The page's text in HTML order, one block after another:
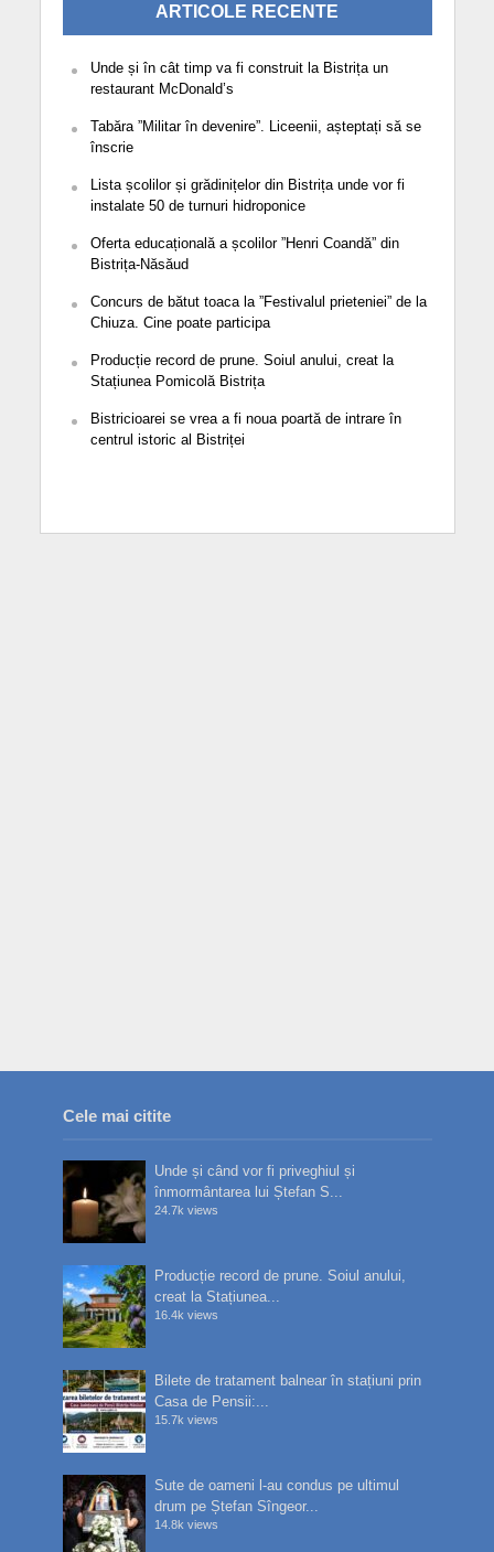
ARTICOLE RECENTE
Unde și în cât timp va fi construit la Bistrița un
restaurant McDonald’s
Tabăra ”Militar în devenire”. Liceenii, așteptați să se
înscrie
Lista școlilor și grădinițelor din Bistrița unde vor fi
instalate 50 de turnuri hidroponice
Oferta educațională a școlilor ”Henri Coandă” din
Bistrița-Năsăud
Concurs de bătut toaca la ”Festivalul prieteniei” de la
Chiuza. Cine poate participa
Producție record de prune. Soiul anului, creat la
Stațiunea Pomicolă Bistrița
Bistricioarei se vrea a fi noua poartă de intrare în
centrul istoric al Bistriței
Cele mai citite
Unde și când vor fi priveghiul și
înmormântarea lui Ștefan S...
24.7k views
Producție record de prune. Soiul anului,
creat la Stațiunea...
16.4k views
Bilete de tratament balnear în stațiuni prin
Casa de Pensii:...
15.7k views
Sute de oameni l-au condus pe ultimul
drum pe Ștefan Sîngeor...
14.8k views